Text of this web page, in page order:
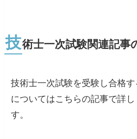
技術士一次試験関連記事
技術士一次試験を受験し合格
についてはこちらの記事で詳し
す。